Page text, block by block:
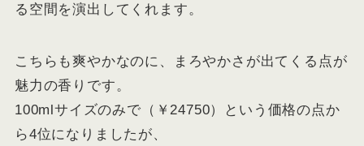
る空間を演出してくれます。
こちらも爽やかなのに、まろやかさが出てくる点が
魅力の香りです。
100mlサイズのみで（￥24750）という価格の点か
ら4位になりましたが、